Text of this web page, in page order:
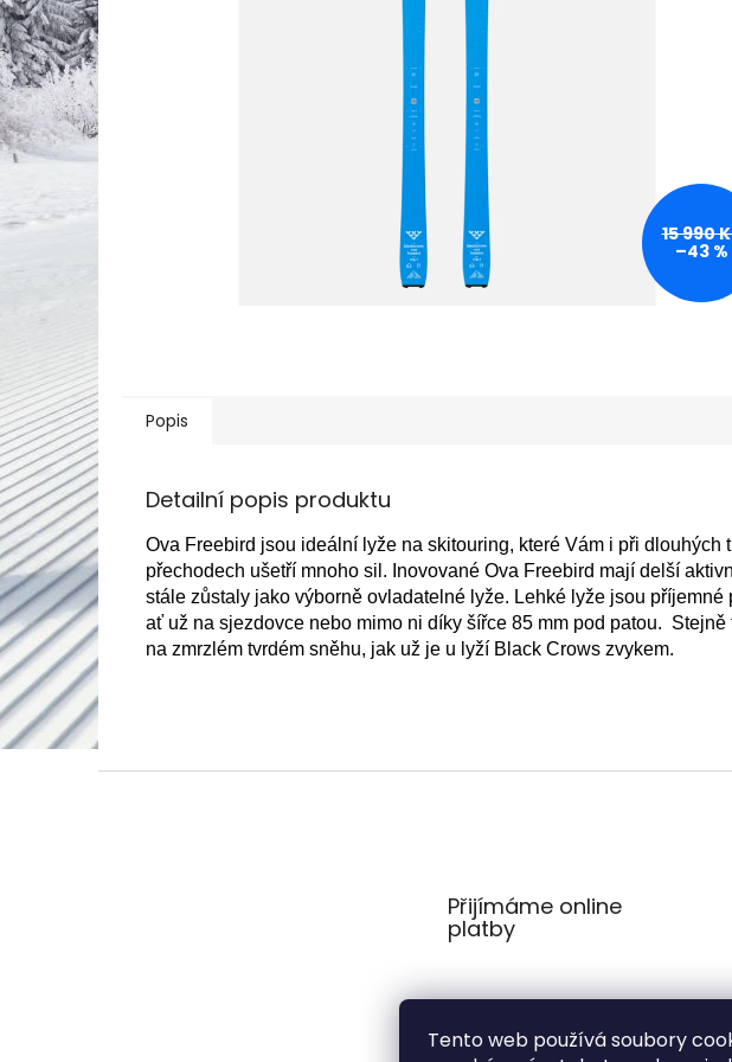
Tento web používá soubory
15 990
–43 %
Popis
Detailní popis produktu
Ova Freebird jsou ideální lyže na skitouring, které Vám i při dlouhých
přechodech ušetří mnoho sil. Inovované Ova Freebird mají delší
stále zůstaly jako výborně ovladatelné lyže. Lehké lyže jsou
ať už na sjezdovce nebo mimo ni díky šířce 85 mm pod patou.
na zmrzlém tvrdém sněhu, jak už je u lyží Black Crows zvykem.
Přijímáme online
platby